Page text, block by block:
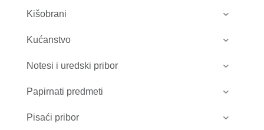
Kišobrani
Kućanstvo
Notesi i uredski pribor
Papirnati predmeti
Pisaći pribor